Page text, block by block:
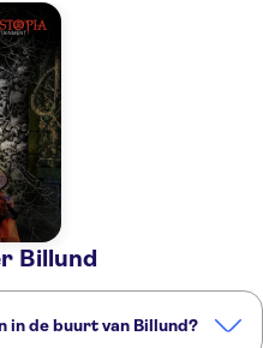
Billund
in de buurt van Billund?